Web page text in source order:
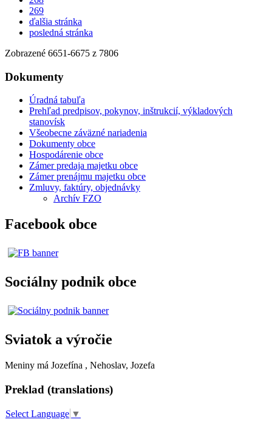
269
ďalšia stránka
posledná stránka
Zobrazené 6651-6675 z 7806
Dokumenty
Úradná tabuľa
Prehľad predpisov, pokynov, inštrukcií, výkladových
stanovísk
Všeobecne záväzné nariadenia
Dokumenty obce
Hospodárenie obce
Zámer predaja majetku obce
Zámer prenájmu majetku obce
Zmluvy, faktúry, objednávky
Archív FZO
Facebook obce
Sociálny podnik obce
Sviatok a výročie
Meniny má Jozefína , Nehoslav, Jozefa
Preklad (translations)
Select Language ▼